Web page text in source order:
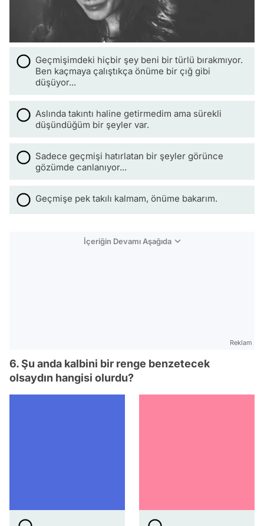
Geçmişimdeki hiçbir şey beni bir türlü bırakmıyor.
Ben kaçmaya çalıştıkça önüme bir çığ gibi
düşüyor...
Aslında takıntı haline getirmedim ama sürekli
düşündüğüm bir şeyler var.
Sadece geçmişi hatırlatan bir şeyler görünce
gözümde canlanıyor...
Geçmişe pek takılı kalmam, önüme bakarım.
İçeriğin Devamı Aşağıda
Reklam
6. Şu anda kalbini bir renge benzetecek
olsaydın hangisi olurdu?